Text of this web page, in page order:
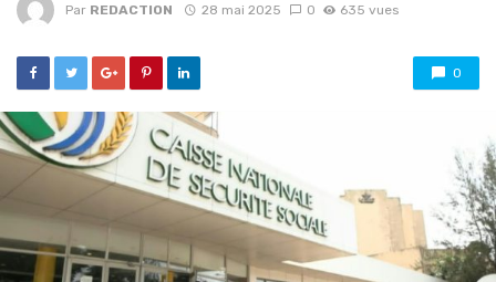
Par REDACTION 28 mai 2025 0 635 vues
0